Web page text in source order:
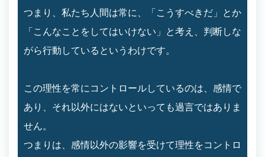
つまり、私たち人間は常に、「こうすべきだ」とか
「こんなことをしてはいけない」と考え、判断しな
がら行動しているというわけです。
この理性を常にコントロールしているのは、感情で
あり、それ以外にはないといっても過言ではありま
せん。
つまりは、感情以外の影響を受けて理性をコントロ